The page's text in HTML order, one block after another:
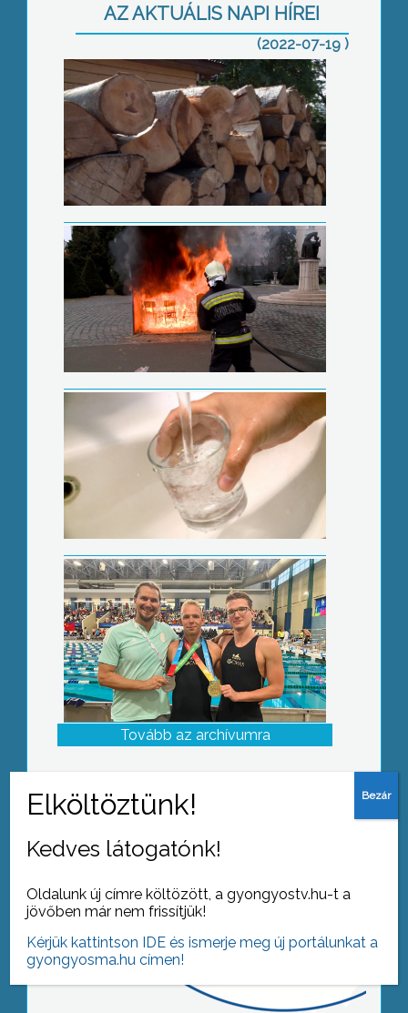
AZ AKTUÁLIS NAPI HÍREI
(2022-07-19 )
Megugrott a kereslet a tűzifa iránt
Tűz ütött ki az egyik gyöngyösi
kollégiumban
Takarékoskodásra szólít fel a
szolgáltató
Hatodik helyen végzett a magyar
csapat
Tovább az archívumra
Kedves látogatónk!
Oldalunk új címre költözött, a gyongyostv.hu-t a
jövőben már nem frissítjük!
Kérjük kattintson IDE és ismerje meg új portálunkat a
gyongyosma.hu címen!